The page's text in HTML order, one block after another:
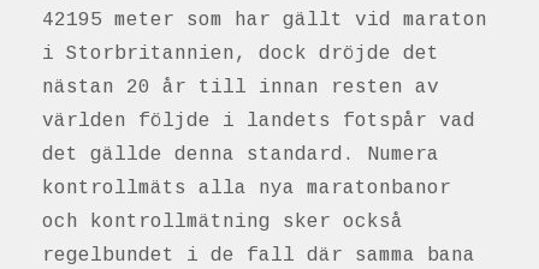
42195 meter som har gällt vid maraton
i Storbritannien, dock dröjde det
nästan 20 år till innan resten av
världen följde i landets fotspår vad
det gällde denna standard. Numera
kontrollmäts alla nya maratonbanor
och kontrollmätning sker också
regelbundet i de fall där samma bana